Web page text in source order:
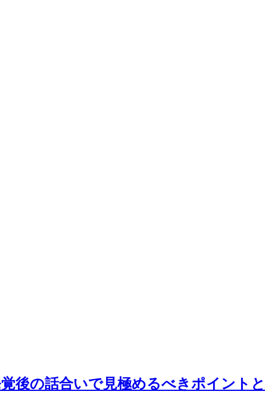
後の話合いで見極めるべきポイント